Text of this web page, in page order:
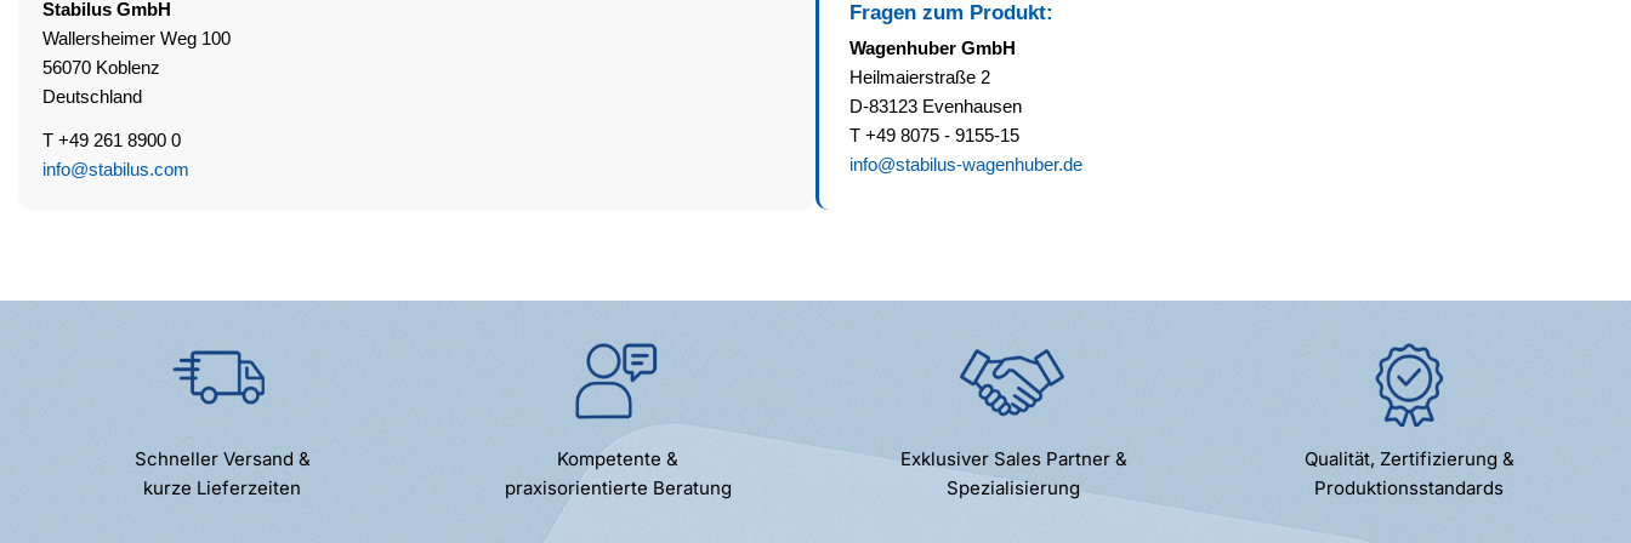
Stabilus GmbH
Wallersheimer Weg 100
56070 Koblenz
Deutschland
T +49 261 8900 0
info@stabilus.com
Fragen zum Produkt:
Wagenhuber GmbH
Heilmaierstraße 2
D-83123 Evenhausen
T +49 8075 - 9155-15
info@stabilus-wagenhuber.de
Schneller Versand &
kurze Lieferzeiten
Kompetente &
praxisorientierte Beratung
Exklusiver Sales Partner &
Spezialisierung
Qualität, Zertifizierung &
Produktionsstandards